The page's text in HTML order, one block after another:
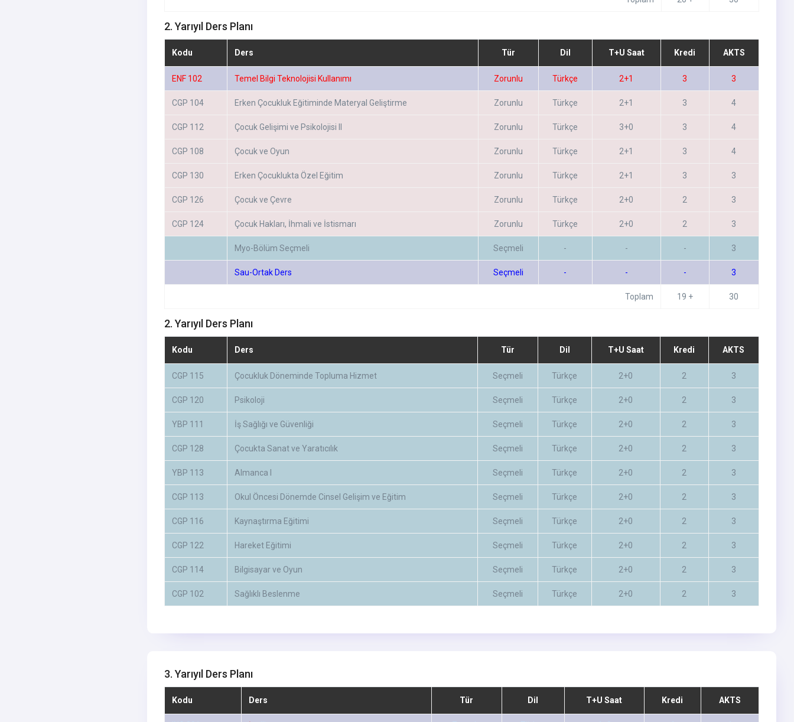
2. Yarıyıl Ders Planı
Kodu Ders Tür Dil T+U Saat Kredi AKTS
ENF 102 Temel Bilgi Teknolojisi Kullanımı Zorunlu Türkçe 2+1 3 3
CGP 104 Erken Çocukluk Eğitiminde Materyal Geliştirme Zorunlu Türkçe 2+1 3 4
CGP 112 Çocuk Gelişimi ve Psikolojisi II Zorunlu Türkçe 3+0 3 4
CGP 108 Çocuk ve Oyun Zorunlu Türkçe 2+1 3 4
CGP 130 Erken Çocuklukta Özel Eğitim Zorunlu Türkçe 2+1 3 3
CGP 126 Çocuk ve Çevre Zorunlu Türkçe 2+0 2 3
CGP 124 Çocuk Hakları, İhmali ve İstismarı Zorunlu Türkçe 2+0 2 3
Myo-Bölüm Seçmeli Seçmeli - - - 3
Sau-Ortak Ders Seçmeli - - - 3
Toplam 19 + 30
2. Yarıyıl Ders Planı
Kodu Ders Tür Dil T+U Saat Kredi AKTS
CGP 115 Çocukluk Döneminde Topluma Hizmet Seçmeli Türkçe 2+0 2 3
CGP 120 Psikoloji Seçmeli Türkçe 2+0 2 3
YBP 111 İş Sağlığı ve Güvenliği Seçmeli Türkçe 2+0 2 3
CGP 128 Çocukta Sanat ve Yaratıcılık Seçmeli Türkçe 2+0 2 3
YBP 113 Almanca I Seçmeli Türkçe 2+0 2 3
CGP 113 Okul Öncesi Dönemde Cinsel Gelişim ve Eğitim Seçmeli Türkçe 2+0 2 3
CGP 116 Kaynaştırma Eğitimi Seçmeli Türkçe 2+0 2 3
CGP 122 Hareket Eğitimi Seçmeli Türkçe 2+0 2 3
CGP 114 Bilgisayar ve Oyun Seçmeli Türkçe 2+0 2 3
CGP 102 Sağlıklı Beslenme Seçmeli Türkçe 2+0 2 3
3. Yarıyıl Ders Planı
Kodu Ders Tür Dil T+U Saat Kredi AKTS